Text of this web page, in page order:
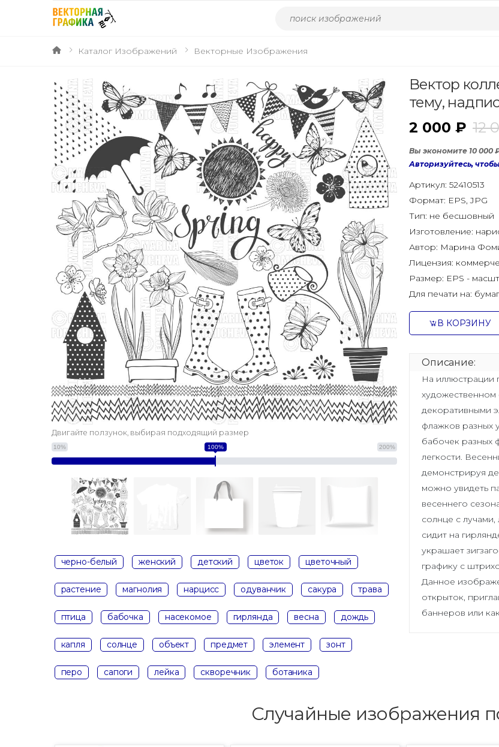
Каталог Изображений Векторные Изображения
Двигайте ползунок, выбирая подходящий размер
10% 200%
100%
черно-белый женский детский цветок цветочный
растение магнолия нарцисс одуванчик сакура трава
птица бабочка насекомое гирлянда весна дождь
капля солнце объект предмет элемент зонт
перо сапоги лейка скворечник ботаника
Вектор
тему,
2 000 ₽ 12
Вы экономите 10 000
Авторизуйтесь,
Артикул: 52410513
Формат: EPS, JPG
Тип: не бесшовный
Изготовление:
Автор: Марина
Лицензия:
Размер: EPS -
Для печати на:
В КОРЗИНУ
Описание:
На иллюстрации
художественном
декоративными
флажков разных
бабочек разных
легкости.
демонстрируя
можно увидеть
весеннего
солнце с
сидит на
украшает
графику с
Данное
открыток,
баннеров или
Случайные изображения